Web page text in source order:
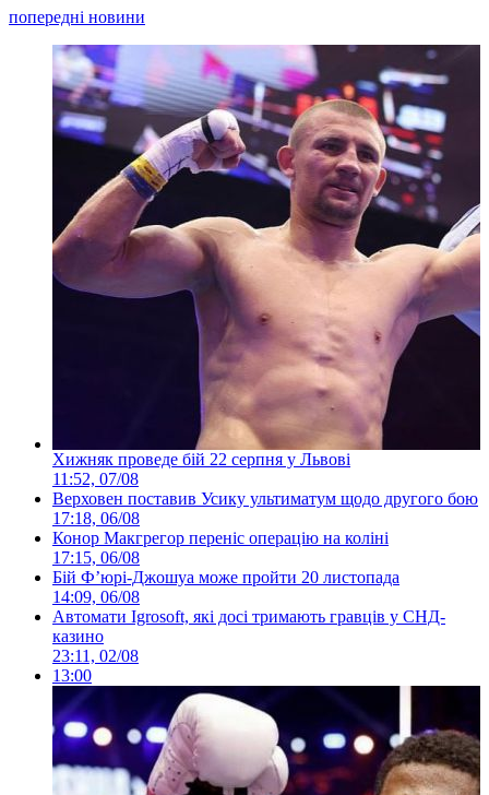
попередні новини
Хижняк проведе бій 22 серпня у Львові
11:52, 07/08
Верховен поставив Усику ультиматум щодо другого бою
17:18, 06/08
Конор Макгрегор переніс операцію на коліні
17:15, 06/08
Бій Ф’юрі-Джошуа може пройти 20 листопада
14:09, 06/08
Автомати Igrosoft, які досі тримають гравців у СНД-
казино
23:11, 02/08
13:00